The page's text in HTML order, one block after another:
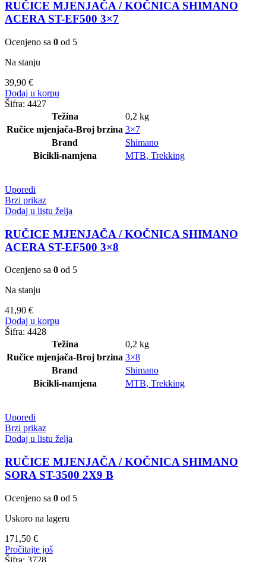
RUČICE MJENJAČA / KOČNICA SHIMANO
ACERA ST-EF500 3×7
Ocenjeno sa 0 od 5
Na stanju
39,90 €
Dodaj u korpu
Šifra: 4427
Težina
0,2 kg
Ručice mjenjača-Broj brzina 3×7
Brand
Shimano
Bicikli-namjena
MTB, Trekking
Uporedi
Brzi prikaz
Dodaj u listu želja
RUČICE MJENJAČA / KOČNICA SHIMANO
ACERA ST-EF500 3×8
Ocenjeno sa 0 od 5
Na stanju
41,90 €
Dodaj u korpu
Šifra: 4428
Težina
0,2 kg
Ručice mjenjača-Broj brzina 3×8
Brand
Shimano
Bicikli-namjena
MTB, Trekking
Uporedi
Brzi prikaz
Dodaj u listu želja
RUČICE MJENJAČA / KOČNICA SHIMANO
SORA ST-3500 2X9 B
Ocenjeno sa 0 od 5
Uskoro na lageru
171,50 €
Pročitajte još
Šifra: 3728